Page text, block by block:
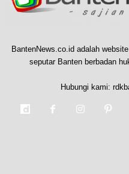
BantenNews.co.id adalah
seputar Banten berbadan
Hubungi kami: